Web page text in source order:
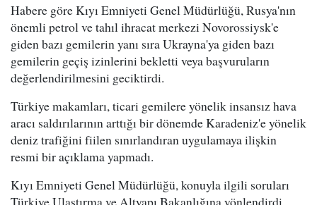
Habere göre Kıyı Emniyeti Genel Müdürlüğü, Rusya'nın
önemli petrol ve tahıl ihracat merkezi Novorossiysk'e
giden bazı gemilerin yanı sıra Ukrayna'ya giden bazı
gemilerin geçiş izinlerini bekletti veya başvuruların
değerlendirilmesini geciktirdi.
Türkiye makamları, ticari gemilere yönelik insansız hava
aracı saldırılarının arttığı bir dönemde Karadeniz'e yönelik
deniz trafiğini fiilen sınırlandıran uygulamaya ilişkin
resmi bir açıklama yapmadı.
Kıyı Emniyeti Genel Müdürlüğü, konuyla ilgili soruları
Türkiye Ulaştırma ve Altyapı Bakanlığına yönlendirdi.